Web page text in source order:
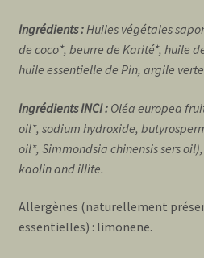
Ingrédients :Huiles végétales
de coco*, beurre de Karité*, huile
huile essentielle de Pin, argile
Ingrédients INCI :Oléa europea
oil*, sodium hydroxide,
oil*, Simmondsia chinensis sers
kaolin and illite.
Allergènes (naturellement
essentielles) : limonene.